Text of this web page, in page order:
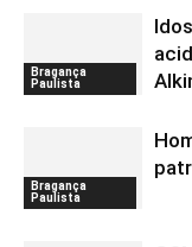
Bragança
Paulista
Bragança
Paulista